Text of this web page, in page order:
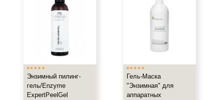
Энзимный пилинг-
гель/Enzyme
ExpertPeelGel
Гель-Маска
"Энзимная" для
аппаратных